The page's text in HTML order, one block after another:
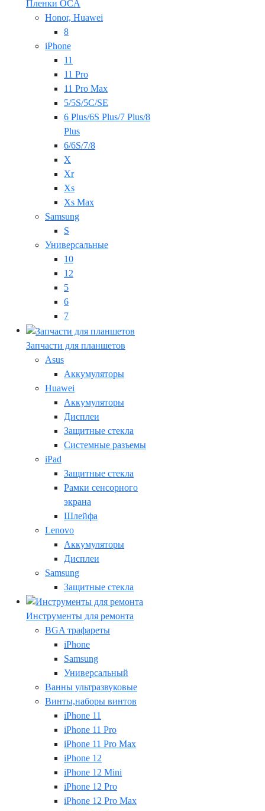
Пленки OCA
Honor, Huawei
8
iPhone
11
11 Pro
11 Pro Max
5/5S/5C/SE
6 Plus/6S Plus/7 Plus/8
Plus
6/6S/7/8
X
Xr
Xs
Xs Max
Samsung
S
Универсальные
10
12
5
6
7
Запчасти для планшетов
Asus
Аккумуляторы
Huawei
Аккумуляторы
Дисплеи
Защитные стекла
Системные разъемы
iPad
Защитные стекла
Рамки сенсорного
экрана
Шлейфа
Lenovo
Аккумуляторы
Дисплеи
Samsung
Защитные стекла
Инструменты для ремонта
BGA трафареты
iPhone
Samsung
Универсальный
Ванны ультразвуковые
Винты,наборы винтов
iPhone 11
iPhone 11 Pro
iPhone 11 Pro Max
iPhone 12
iPhone 12 Mini
iPhone 12 Pro
iPhone 12 Pro Max